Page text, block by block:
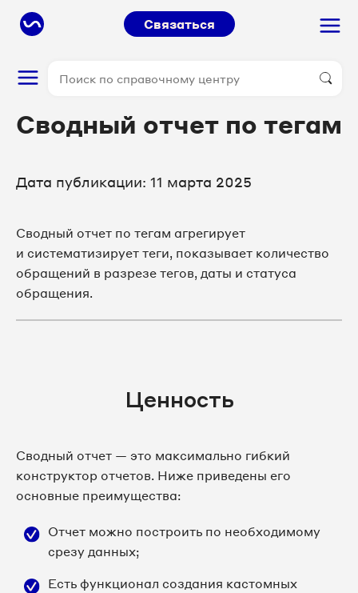
Связаться
Сводный отчет по тегам
Дата публикации: 11 марта 2025
Сводный отчет по тегам агрегирует
и систематизирует теги, показывает количество
обращений в разрезе тегов, даты и статуса
обращения.
Ценность
Сводный отчет — это максимально гибкий
конструктор отчетов. Ниже приведены его
основные преимущества:
Отчет можно построить по необходимому
срезу данных;
Есть функционал создания кастомных